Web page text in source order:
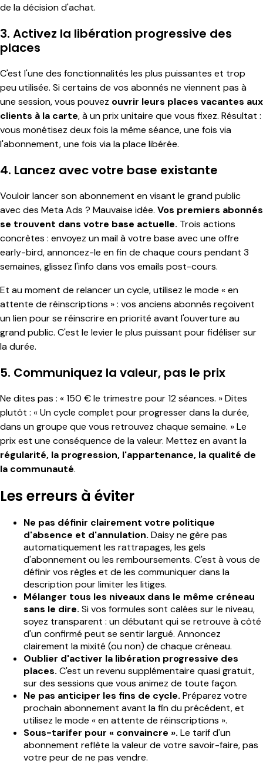
de la décision d'achat.
3. Activez la libération progressive des
places
C'est l'une des fonctionnalités les plus puissantes et trop
peu utilisée. Si certains de vos abonnés ne viennent pas à
une session, vous pouvez ouvrir leurs places vacantes aux
clients à la carte, à un prix unitaire que vous fixez. Résultat :
vous monétisez deux fois la même séance, une fois via
l'abonnement, une fois via la place libérée.
4. Lancez avec votre base existante
Vouloir lancer son abonnement en visant le grand public
avec des Meta Ads ? Mauvaise idée. Vos premiers abonnés
se trouvent dans votre base actuelle. Trois actions
concrètes : envoyez un mail à votre base avec une offre
early-bird, annoncez-le en fin de chaque cours pendant 3
semaines, glissez l'info dans vos emails post-cours.
Et au moment de relancer un cycle, utilisez le mode « en
attente de réinscriptions » : vos anciens abonnés reçoivent
un lien pour se réinscrire en priorité avant l'ouverture au
grand public. C'est le levier le plus puissant pour fidéliser sur
la durée.
5. Communiquez la valeur, pas le prix
Ne dites pas : « 150 € le trimestre pour 12 séances. » Dites
plutôt : « Un cycle complet pour progresser dans la durée,
dans un groupe que vous retrouvez chaque semaine. » Le
prix est une conséquence de la valeur. Mettez en avant la
régularité, la progression, l'appartenance, la qualité de
la communauté.
Les erreurs à éviter
Ne pas définir clairement votre politique
d'absence et d'annulation. Daisy ne gère pas
automatiquement les rattrapages, les gels
d'abonnement ou les remboursements. C'est à vous de
définir vos règles et de les communiquer dans la
description pour limiter les litiges.
Mélanger tous les niveaux dans le même créneau
sans le dire. Si vos formules sont calées sur le niveau,
soyez transparent : un débutant qui se retrouve à côté
d'un confirmé peut se sentir largué. Annoncez
clairement la mixité (ou non) de chaque créneau.
Oublier d'activer la libération progressive des
places. C'est un revenu supplémentaire quasi gratuit,
sur des sessions que vous animez de toute façon.
Ne pas anticiper les fins de cycle. Préparez votre
prochain abonnement avant la fin du précédent, et
utilisez le mode « en attente de réinscriptions ».
Sous-tarifer pour « convaincre ». Le tarif d'un
abonnement reflète la valeur de votre savoir-faire, pas
votre peur de ne pas vendre.